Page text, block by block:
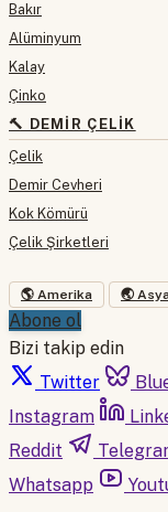
Bakır
Alüminyum
Kalay
Çinko
🔨 DEMIR ÇELIK
Çelik
Demir Cevheri
Kok Kömürü
Çelik Şirketleri
🌎 Amerika 🌏
Abone ol
Bizi takip edin
Twitter
Instagram
Reddit
Whatsapp